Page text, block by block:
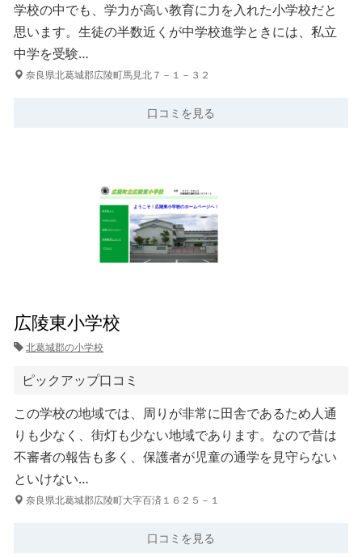
学校の中でも、学力が高い教育に力を入れた小学校だと
思います。生徒の半数近くが中学校進学ときには、私立
中学を受験…
奈良県北葛城郡広陵町馬見北７－１－３２
口コミを見る
広陵東小学校
北葛城郡の小学校
ピックアップ口コミ
この学校の地域では、周りが非常に田舎であるため人通
りも少なく、街灯も少ない地域であります。なので昔は
不審者の報告も多く、保護者が児童の通学を見守らない
といけない…
奈良県北葛城郡広陵町大字百済１６２５－１
口コミを見る